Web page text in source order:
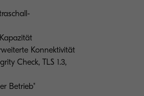
Konnektivität
Check, TLS 1.3,
Betrieb"